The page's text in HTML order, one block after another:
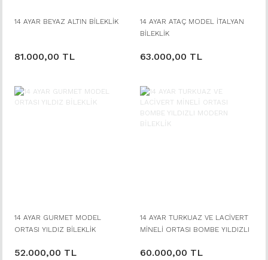
14 AYAR BEYAZ ALTIN BİLEKLİK
81.000,00 TL
14 AYAR ATAÇ MODEL İTALYAN
BİLEKLİK
63.000,00 TL
14 AYAR GURMET MODEL
ORTASI YILDIZ BİLEKLİK
52.000,00 TL
14 AYAR TURKUAZ VE LACİVERT
MİNELİ ORTASI BOMBE YILDIZLI
60.000,00 TL